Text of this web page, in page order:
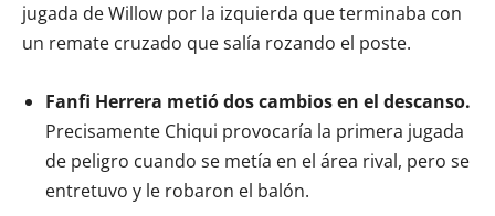
jugada de Willow por la izquierda que terminaba con
un remate cruzado que salía rozando el poste.
Fanfi Herrera metió dos cambios en el descanso.
Precisamente Chiqui provocaría la primera jugada
de peligro cuando se metía en el área rival, pero se
entretuvo y le robaron el balón.